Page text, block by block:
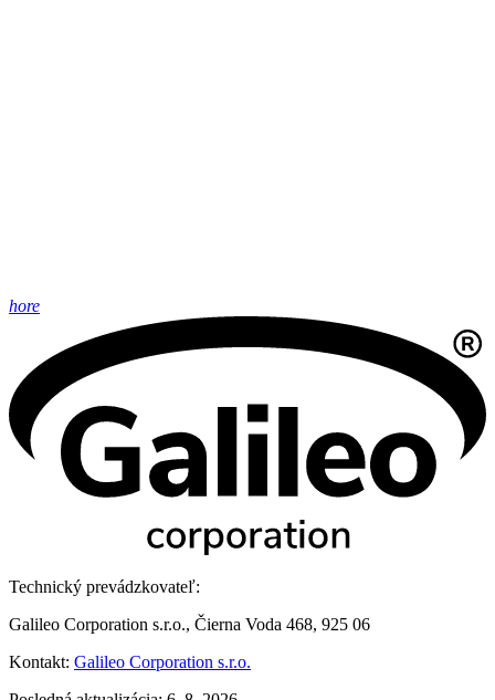
hore
Technický prevádzkovateľ:
Galileo Corporation s.r.o., Čierna Voda 468, 925 06
Kontakt: Galileo Corporation s.r.o.